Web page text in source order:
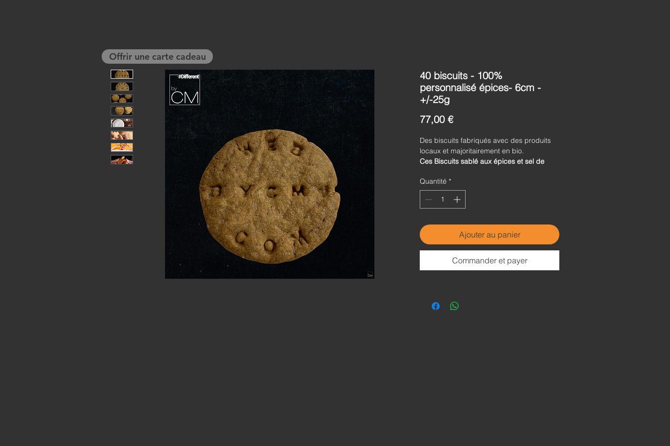
40 biscuits - 100%
personnalisé épices- 6cm -
+/-25g
77,00 €Prix
Des biscuits fabriqués avec des produits
locaux et majoritairement en bio.
Ces Biscuits sablé aux épices et sel de
La qualité pure et le goût... vendu par unité
de 40 pièces (livré en boîte cautionnée 7€)
Le produit idéal pour marquer l'esprit de
entendu mais aussi par le côté 100%
artisanal et hyper qualitatif du produit.
(1,75€/p - 70€/kg)
Quantité *
Ajouter au panier
Commander et payer
Offrir une carte cadeau